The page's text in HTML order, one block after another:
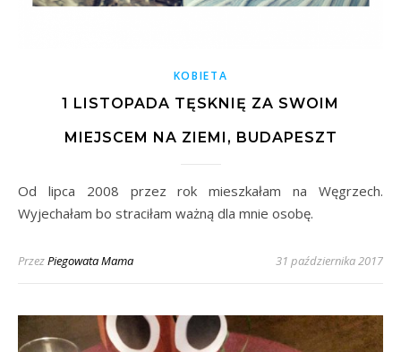
KOBIETA
1 LISTOPADA TĘSKNIĘ ZA SWOIM
MIEJSCEM NA ZIEMI, BUDAPESZT
Od lipca 2008 przez rok mieszkałam na Węgrzech.
Wyjechałam bo straciłam ważną dla mnie osobę.
PrzezPiegowata Mama 31 października 2017